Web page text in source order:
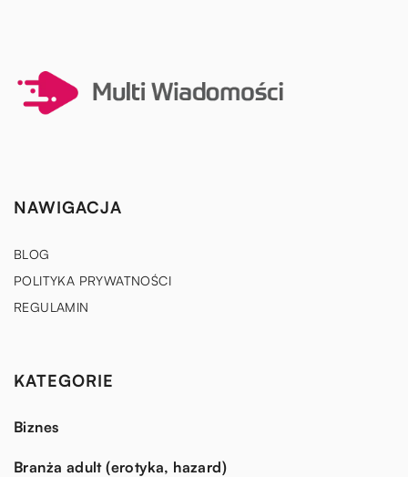
NAWIGACJA
BLOG
POLITYKA PRYWATNOŚCI
REGULAMIN
KATEGORIE
Biznes
Branża adult (erotyka, hazard)